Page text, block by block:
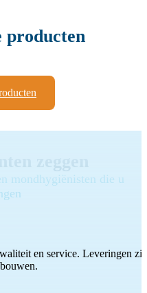
producten
mondhygiënisten die u
en service. Leveringen